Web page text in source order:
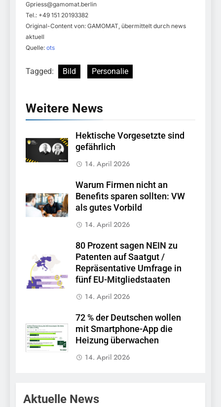
Gpriess@gamomat.berlin
Tel.: +49 151 20193382
Original-Content von: GAMOMAT, übermittelt durch news
aktuell
Quelle: ots
Tagged: Bild Personalie
Weitere News
Hektische Vorgesetzte sind
gefährlich
14. April 2026
Warum Firmen nicht an
Benefits sparen sollten: VW
als gutes Vorbild
14. April 2026
80 Prozent sagen NEIN zu
Patenten auf Saatgut /
Repräsentative Umfrage in
fünf EU-Mitgliedstaaten
14. April 2026
72 % der Deutschen wollen
mit Smartphone-App die
Heizung überwachen
14. April 2026
Aktuelle News